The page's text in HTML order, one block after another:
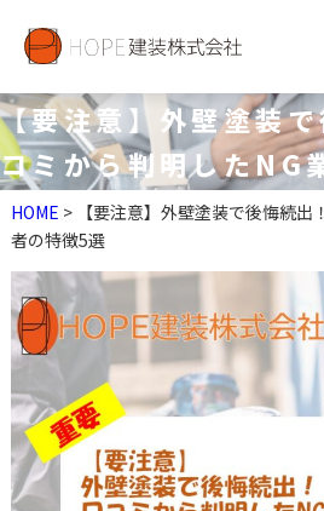
【要注意】外壁塗装
コミから判明したNG
HOME > 【要注意】外壁塗装で後悔続出
者の特徴5選